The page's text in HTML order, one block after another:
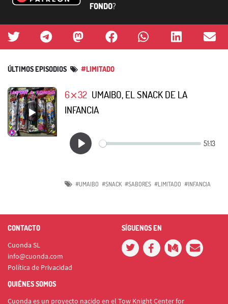
FONDO?
ÚLTIMOS EPISODIOS #LIMITADO
6⨯32 UMAIBO, EL SNACK DE LA
INFANCIA
#UMAIBO #SNACK #SABORES #LIMITADO #INFANCIA
CONTACTO
Cuonda SL
info@cuonda.com
Política de Privacidad
SÍGUENOS EN
QUIÉNES SOMOS
Cuonda es un proyecto nacido en el Tow Knight Center for